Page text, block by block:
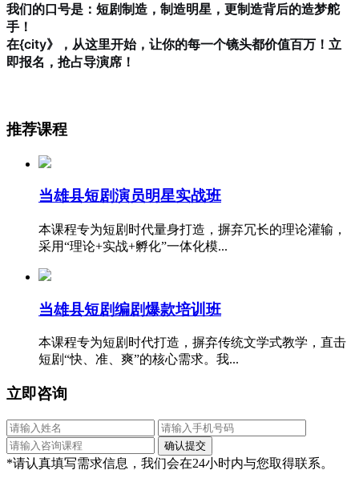
我们的口号是：短剧制造，制造明星，更制造背后的造梦舵
手！
在{city》，从这里开始，让你的每一个镜头都价值百万！立
即报名，抢占导演席！
推荐课程
当雄县短剧演员明星实战班
本课程专为短剧时代量身打造，摒弃冗长的理论灌输，
采用“理论+实战+孵化”一体化模...
当雄县短剧编剧爆款培训班
本课程专为短剧时代打造，摒弃传统文学式教学，直击
短剧“快、准、爽”的核心需求。我...
立即咨询
*请认真填写需求信息，我们会在24小时内与您取得联系。